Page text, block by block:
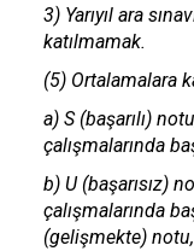
3) Yarıyıl ara
katılmamak.
(5) Ortalamalara
a) S (başarılı)
çalışmalarında
b) U (başarısız)
çalışmalarında
(gelişmekte)